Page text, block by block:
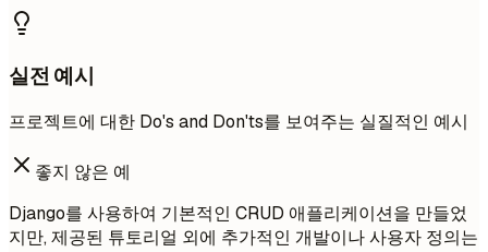
실전 예시
프로젝트에 대한 Do's and Don'ts를 보여주는 실질적인 예시
좋지 않은 예
Django를 사용하여 기본적인 CRUD 애플리케이션을 만들었
지만, 제공된 튜토리얼 외에 추가적인 개발이나 사용자 정의는